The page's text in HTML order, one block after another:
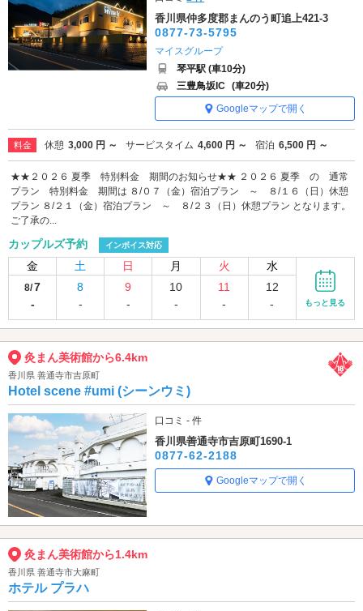
香川県仲多度郡まんのう町追上421-3
0877-73-5795
マイスグループ
琴平駅 (車10分)
三豊鳥坂IC (車20分)
Googleマップで開く
料金 休憩 3,000 円 ～ サービスタイム 4,600 円 ～ 宿泊 6,500 円 ～
★★２０２６ 夏季 特別料金 期間のお知らせ★★ ２０２６ 夏季 の 通常
プラン 特別料金 期間は ８/０７（金）宿泊プラン ～ ８/１６（日）休憩
プラン ８/２１（金）宿泊プラン ～ ８/２３（日）休憩プラン となります。
ご了承の...
カップルズ予約 インボイス対応
金 土 日 月 火 水
8/7
-
8
-
9
-
10
-
11
-
12
-
もっと見る
灸まん美術館から6.4km
香川県 善通寺市吉原町
Hotel scene #umi (シーンウミ)
口コミ - 件
香川県善通寺市吉原町1690-1
0877-62-2188
Googleマップで開く
灸まん美術館から1.4km
香川県 善通寺市大麻町
ホテル プラハ